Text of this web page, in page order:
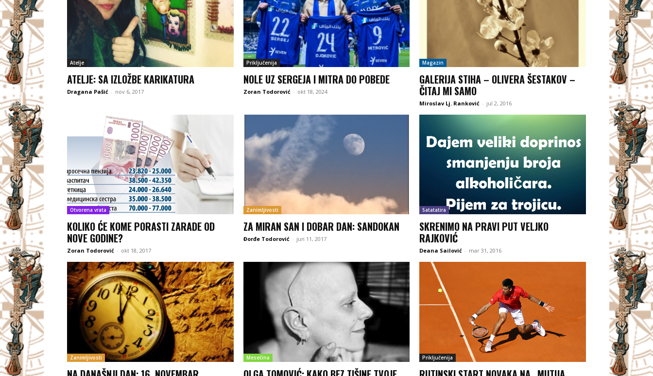
Atelje
ATELJE: SA IZLOŽBE KARIKATURA
Dragana Pašić - nov 6, 2017
Priključenija
NOLE UZ SERGEJA I MITRA DO POBEDE
Zoran Todorović - okt 18, 2024
Magazin
GALERIJA STIHA – OLIVERA ŠESTAKOV –
ČITAJ MI SAMO
Miroslav Lj. Ranković - jul 2, 2016
Otvorena vrata
KOLIKO ĆE KOME PORASTI ZARADE OD
NOVE GODINE?
Zoran Todorović - okt 18, 2017
Zanimljivosti
ZA MIRAN SAN I DOBAR DAN: SANDOKAN
Đorđe Todorović - jun 11, 2017
Satatatira
SKRENIMO NA PRAVI PUT VELJKO
RAJKOVIĆ
Deana Sailović - mar 31, 2016
Zanimljivosti Mesečina Priključenija